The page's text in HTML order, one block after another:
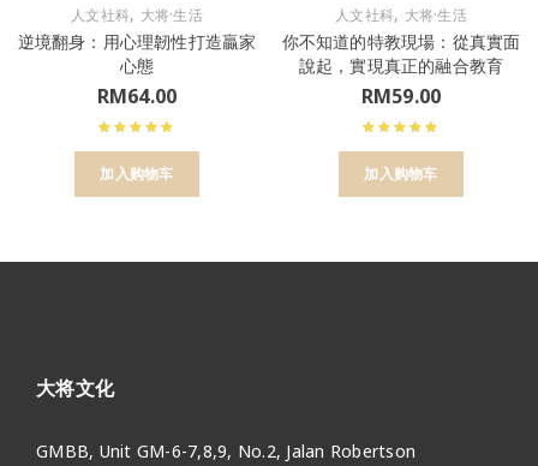
人文社科, 大将·生活
逆境翻身：用心理韌性打造贏家
心態
RM64.00
加入购物车
人文社科, 大将·生活
你不知道的特教現場：從真實面
說起，實現真正的融合教育
RM59.00
加入购物车
大将文化
GMBB, Unit GM-6-7,8,9, No.2, Jalan Robertson